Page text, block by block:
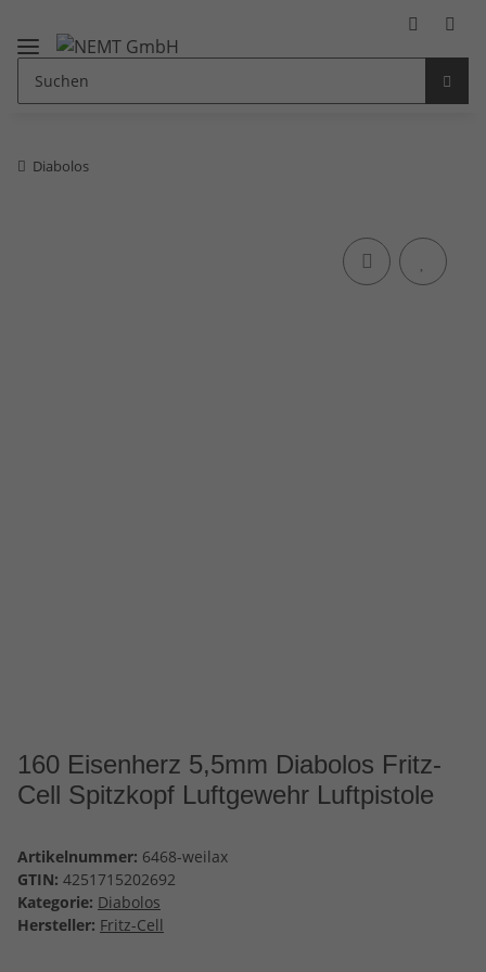
Diabolos
160 Eisenherz 5,5mm Diabolos Fritz-
Cell Spitzkopf Luftgewehr Luftpistole
Artikelnummer: 6468-weilax
GTIN: 4251715202692
Kategorie: Diabolos
Hersteller: Fritz-Cell